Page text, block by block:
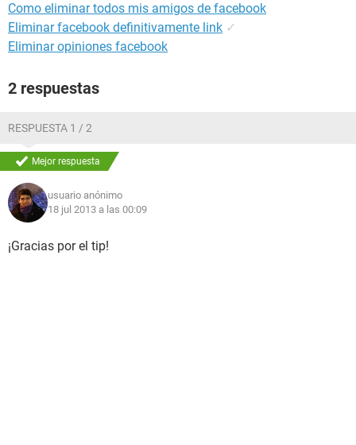
Como eliminar todos mis amigos de facebook
Eliminar facebook definitivamente link ✓
Eliminar opiniones facebook
2 respuestas
RESPUESTA 1 / 2
Mejor respuesta
usuario anónimo
18 jul 2013 a las 00:09
¡Gracias por el tip!